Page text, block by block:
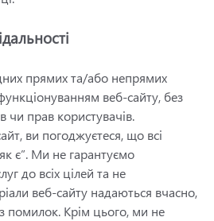
прямих та/або непрямих
веб-сайту, без
прав користувачів.
ви погоджуєтеся, що всі
є”. Ми не гарантуємо
до всіх цілей та не
веб-сайту надаються вчасно,
помилок. Крім цього, ми не